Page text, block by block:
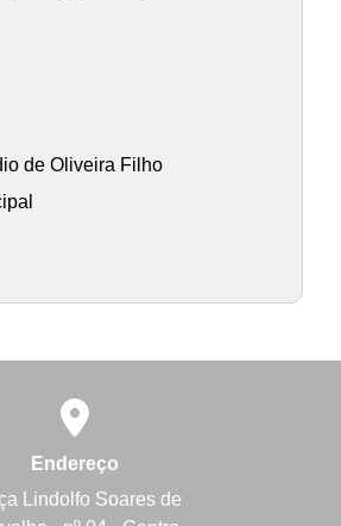
de Oliveira Filho
Endereço
Lindolfo Soares de